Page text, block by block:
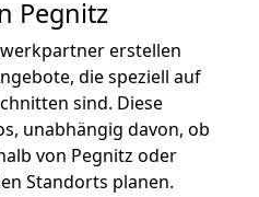
Pegnitz
erstellen
die speziell auf
sind. Diese
unabhängig davon, ob
von Pegnitz oder
Standorts planen.